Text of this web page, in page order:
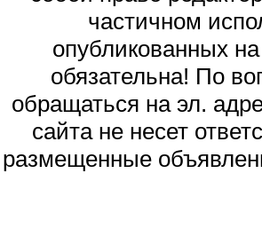
частичном
опубликованных
обязательна! По
обращаться на эл.
сайта не несет
размещенные